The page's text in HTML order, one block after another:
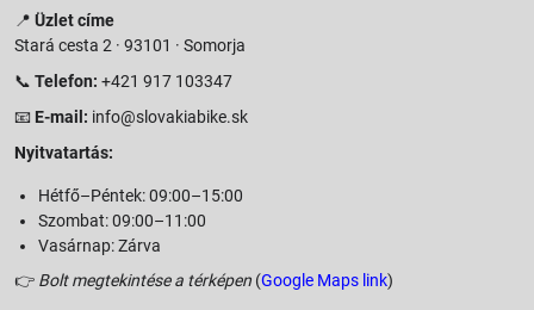
📍 Üzlet címe
Stará cesta 2 · 93101 · Somorja
📞 Telefon: +421 917 103347
📧 E-mail: info@slovakiabike.sk
Nyitvatartás:
Hétfő–Péntek: 09:00–15:00
Szombat: 09:00–11:00
Vasárnap: Zárva
👉 Bolt megtekintése a térképen (Google Maps link)